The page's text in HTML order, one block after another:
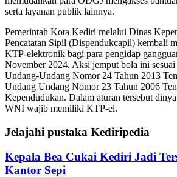
serta layanan publik lainnya.
Pemerintah Kota Kediri melalui Dinas
Pencatatan Sipil (Dispendukcapil) kembali
KTP-elektronik bagi para pengidap
November 2024. Aksi jemput bola ini sesuai
Undang-Undang Nomor 24 Tahun 2013
Undang Undang Nomor 23 Tahun 2006
Kependudukan. Dalam aturan tersebut
WNI wajib memiliki KTP-el.
Jelajahi pustaka Kediripedia
Kepala Bea Cukai Kediri Jadi
Kantor Sepi